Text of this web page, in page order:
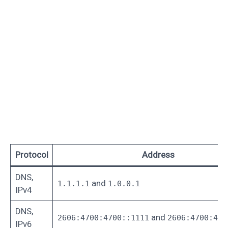
Protocol Address
DNS,
IPv4
1.1.1.1 and 1.0.0.1
DNS,
IPv6
2606:4700:4700::1111 and